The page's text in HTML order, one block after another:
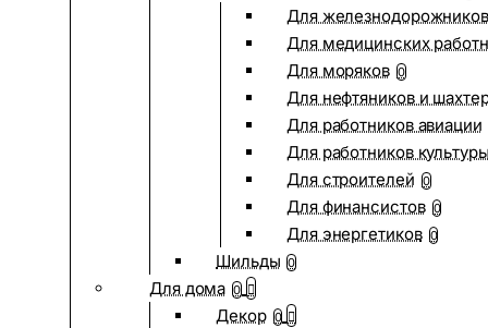
Для железнодорожников
Для медицинских
Для моряков 0
Для нефтяников и
Для работников авиации
Для работников
Для строителей 0
Для финансистов 0
Для энергетиков 0
Шильды 0
Для дома 0
Декор 0